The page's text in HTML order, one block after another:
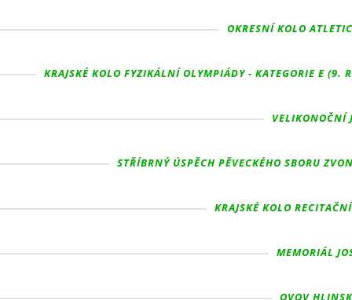
OKRESNÍ KOLO
KRAJSKÉ KOLO FYZIKÁLNÍ OLYMPIÁDY - KATEGORIE E
VELIKONOČNÍ
STŘÍBRNÝ ÚSPĚCH PĚVECKÉHO SBORU
KRAJSKÉ KOLO
MEMORIÁL
OVOV